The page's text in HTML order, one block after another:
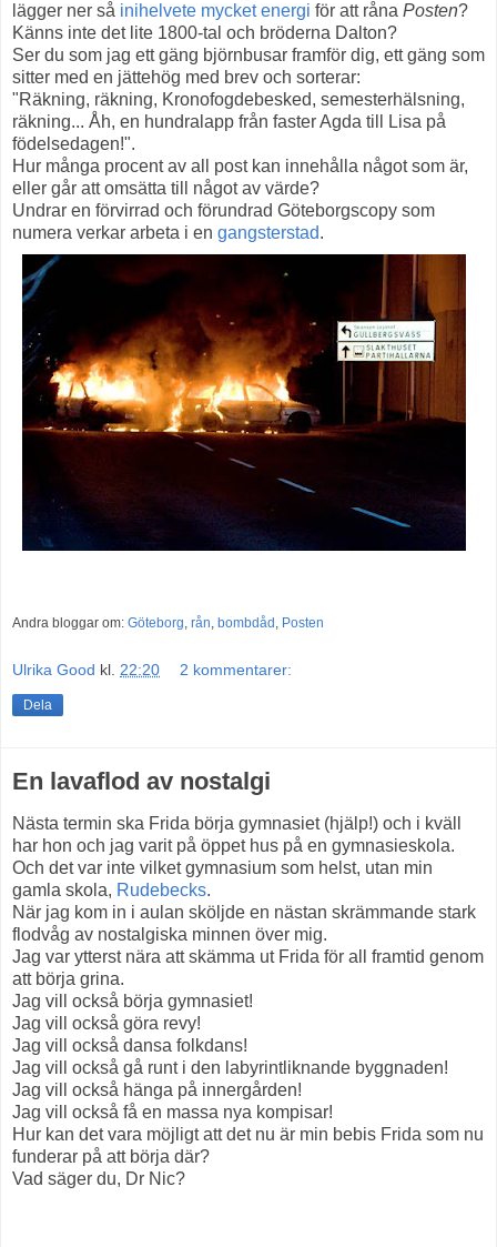
lägger ner så inihelvete mycket energi för att råna Posten?
Känns inte det lite 1800-tal och bröderna Dalton?
Ser du som jag ett gäng björnbusar framför dig, ett gäng som
sitter med en jättehög med brev och sorterar:
"Räkning, räkning, Kronofogdebesked, semesterhälsning,
räkning... Åh, en hundralapp från faster Agda till Lisa på
födelsedagen!".
Hur många procent av all post kan innehålla något som är,
eller går att omsätta till något av värde?
Undrar en förvirrad och förundrad Göteborgscopy som
numera verkar arbeta i en gangsterstad.
Andra bloggar om: Göteborg, rån, bombdåd , Posten
Ulrika Good kl. 22:20 2 kommentarer:
Dela
En lavaflod av nostalgi
Nästa termin ska Frida börja gymnasiet (hjälp!) och i kväll
har hon och jag varit på öppet hus på en gymnasieskola.
Och det var inte vilket gymnasium som helst, utan min
gamla skola, Rudebecks.
När jag kom in i aulan sköljde en nästan skrämmande stark
flodvåg av nostalgiska minnen över mig.
Jag var ytterst nära att skämma ut Frida för all framtid genom
att börja grina.
Jag vill också börja gymnasiet!
Jag vill också göra revy!
Jag vill också dansa folkdans!
Jag vill också gå runt i den labyrintliknande byggnaden!
Jag vill också hänga på innergården!
Jag vill också få en massa nya kompisar!
Hur kan det vara möjligt att det nu är min bebis Frida som nu
funderar på att börja där?
Vad säger du, Dr Nic?